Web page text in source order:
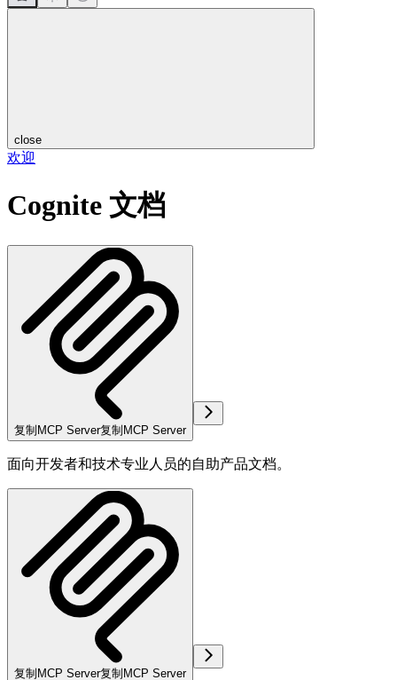
close
欢迎
Cognite 文档
复制MCP Server复制MCP Server
面向开发者和技术专业人员的自助产品文档。
复制MCP Server复制MCP Server